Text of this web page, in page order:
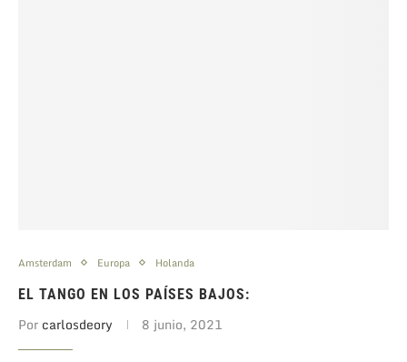
Amsterdam Europa Holanda
EL TANGO EN LOS PAÍSES BAJOS:
Por carlosdeory 8 junio, 2021